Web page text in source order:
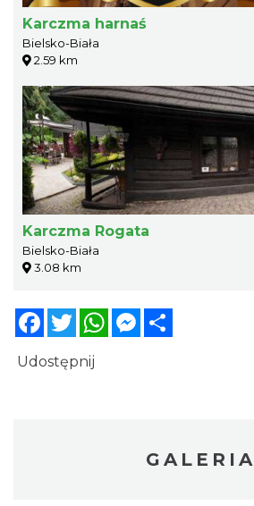
Karczma harnaś
Bielsko-Biała
2.59 km
Karczma Rogata
Bielsko-Biała
3.08 km
FacebookTwitterWhatsAppMessenger
Udostępnij
GALERIA